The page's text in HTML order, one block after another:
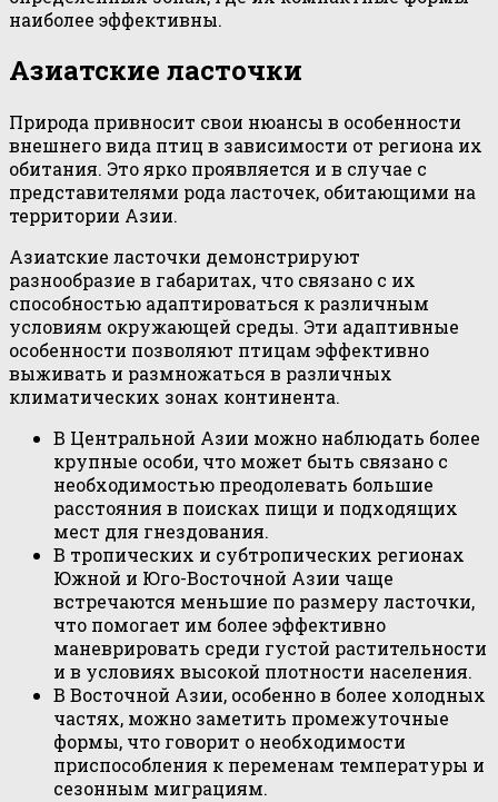
наиболее эффективны.
Азиатские ласточки
Природа привносит свои нюансы в особенности
внешнего вида птиц в зависимости от региона их
обитания. Это ярко проявляется и в случае с
представителями рода ласточек, обитающими на
территории Азии.
Азиатские ласточки демонстрируют
разнообразие в габаритах, что связано с их
способностью адаптироваться к различным
условиям окружающей среды. Эти адаптивные
особенности позволяют птицам эффективно
выживать и размножаться в различных
климатических зонах континента.
В Центральной Азии можно наблюдать более
крупные особи, что может быть связано с
необходимостью преодолевать большие
расстояния в поисках пищи и подходящих
мест для гнездования.
В тропических и субтропических регионах
Южной и Юго-Восточной Азии чаще
встречаются меньшие по размеру ласточки,
что помогает им более эффективно
маневрировать среди густой растительности
и в условиях высокой плотности населения.
В Восточной Азии, особенно в более холодных
частях, можно заметить промежуточные
формы, что говорит о необходимости
приспособления к переменам температуры и
сезонным миграциям.